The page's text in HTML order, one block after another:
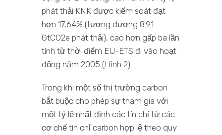
phát thải KNK được kiểm soát đạt
hơn 17,64% (tương đương 8.91
GtCO2e phát thải), cao hơn gấp ba lần
tính từ thời điểm EU-ETS đi vào hoạt
động năm 2005 (Hình 2).
Trong khi một số thị trường carbon
bắt buộc cho phép sự tham gia với
một tỷ lệ nhất định các tín chỉ từ các
cơ chế tín chỉ carbon hợp lệ theo quy